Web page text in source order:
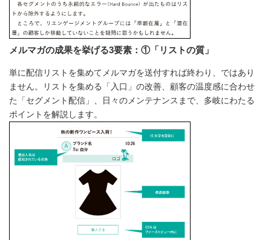
メルマガの成果を挙げる3要素：①「リストの質」
単に配信リストを集めてメルマガを送付すれば終わり、ではあり
ません。リストを集める「入口」の改善、顧客の温度感に合わせ
た「セグメント配信」、日々のメンテナンスまで、多岐にわたる
ポイントを解説します。